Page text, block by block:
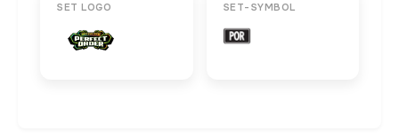
SET LOGO SET-SYMBOL